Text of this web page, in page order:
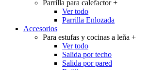
Parrilla para calefactor+
Ver todo
Parrilla Enlozada
Accesorios
Para estufas y cocinas a leña +
Ver todo
Salida por techo
Salida por pared